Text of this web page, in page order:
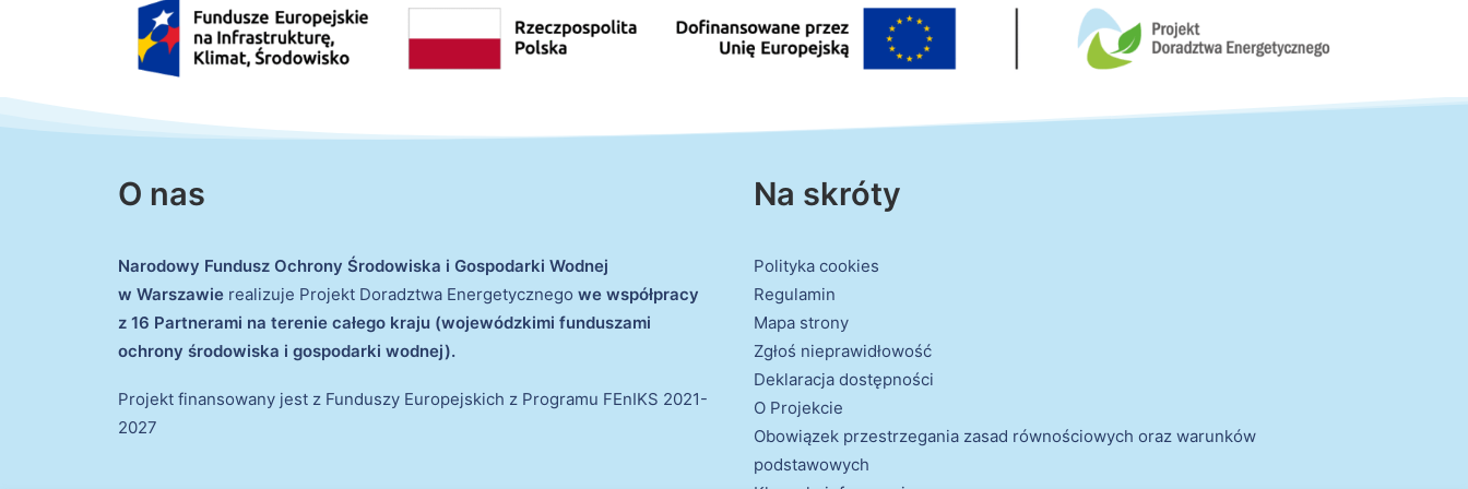
O nas
Narodowy Fundusz Ochrony Środowiska i Gospodarki Wodnej
w Warszawie realizuje Projekt Doradztwa Energetycznego we współpracy
z 16 Partnerami na terenie całego kraju (wojewódzkimi funduszami
ochrony środowiska i gospodarki wodnej).
Projekt finansowany jest z Funduszy Europejskich z Programu FEnIKS 2021-
2027
Na skróty
Polityka cookies
Regulamin
Mapa strony
Zgłoś nieprawidłowość
Deklaracja dostępności
O Projekcie
Obowiązek przestrzegania zasad równościowych oraz warunków
podstawowych